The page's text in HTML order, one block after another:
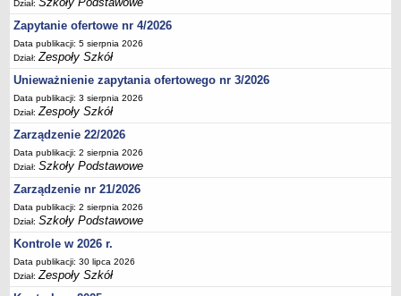
Rejestry, ewidencje, archiwa
Sprawozdania
Deklaracja dostępności
PORADNIE PSYCHOLOGICZNO-PEDAGOGICZNE
Zespół Poradni
BIURO FINANSÓW OŚWIATY
Dane podstawowe
Statut
Majątek
Godziny dyżurów
Ogłoszenia
Zarządzenia
Rejestry, ewidencje, archiwa
Kontrole
Dział:
Zapytanie ofertowe nr 4/2026
Data publikacji: 5 sierpnia 2026
Dział:Zespoły Szkół
Unieważnienie zapytania ofertowego nr 3/2026
Data publikacji: 3 sierpnia 2026
Dział:Zespoły Szkół
Zarządzenie 22/2026
Data publikacji: 2 sierpnia 2026
Dział:Szkoły Podstawowe
Zarządzenie nr 21/2026
Data publikacji: 2 sierpnia 2026
Dział:Szkoły Podstawowe
Kontrole w 2026 r.
Data publikacji: 30 lipca 2026
Dział:Zespoły Szkół